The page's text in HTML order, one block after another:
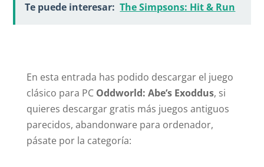
Te puede interesar: The Simpsons: Hit & Run
En esta entrada has podido descargar el juego
clásico para PC Oddworld: Abe’s Exoddus, si
quieres descargar gratis más juegos antiguos
parecidos, abandonware para ordenador,
pásate por la categoría: